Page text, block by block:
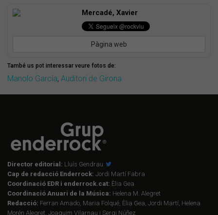
Mercadé, Xavier
Pàgina web
També us pot interessar veure fotos de:
Manolo García, Auditori de Girona
Director editorial: Lluís Gendrau
Cap de redacció Enderrock: Jordi Martí Fabra
Coordinació EDR i enderrock.cat: Èlia Gea
Coordinació Anuari de la Música: Helena M. Alegret
Redacció: Ferran Amado, Maria Folqué, Èlia Gea, Jordi Martí, Helena
Morén Alegret, Joaquim Vilarnau i Sergi Núñez